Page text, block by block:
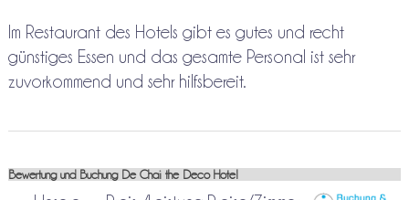
Im Restaurant des Hotels gibt es gutes und recht
günstiges Essen und das gesamte Personal ist sehr
zuvorkommend und sehr hilfsbereit.
Bewertung und Buchung De Chai the Deco Hotel